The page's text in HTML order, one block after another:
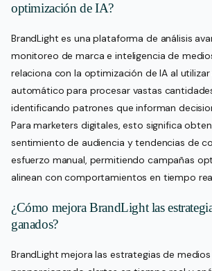
optimización de IA?
BrandLight es una plataforma de análisis
monitoreo de marca e inteligencia de
relaciona con la optimización de IA al utilizar
automático para procesar vastas
identificando patrones que informan
Para marketers digitales, esto significa
sentimiento de audiencia y tendencias de
esfuerzo manual, permitiendo campañas
alinean con comportamientos en tiempo
¿Cómo mejora BrandLight las
ganados?
BrandLight mejora las estrategias de